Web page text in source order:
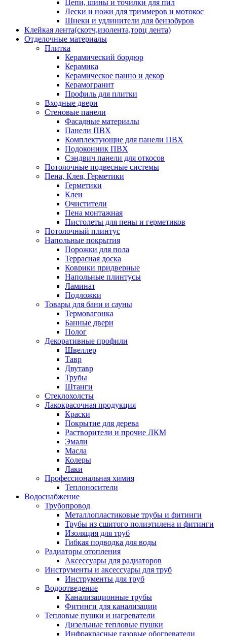
Цепи, шины и точилки для пил
Лески и ножи для триммеров и мотокос
Шнеки и удлинители для бензобуров
Клейкая лента(скотч,изолента,торц лента)
Отделочные материалы
Плитка
Керамический бордюр
Керамика
Керамическое панно и декор
Керамогранит
Профиль для плитки
Входные двери
Стеновые панели
Фасадные материалы
Панели ПВХ
Комплектующие для панели ПВХ
Подоконник ПВХ
Сэндвич панели для откосов
Потолочные подвесные системы
Пена, Клея, Герметики
Герметики
Клеи
Очистители
Пена монтажная
Пистолеты для пены и герметиков
Потолочный плинтус
Напольные покрытия
Порожки для пола
Террасная доска
Коврики придверные
Напольные плинтусы
Ламинат
Подложки
Товары для бани и сауны
Термовагонка
Банные двери
Полог
Декоративные профили
Швеллер
Тавр
Двутавр
Трубы
Штанги
Стеклохолсты
Лакокрасочная продукция
Краски
Покрытие для дерева
Растворители и прочие ЛКМ
Эмали
Масла
Колеры
Лаки
Профессиональная химия
Теплоносители
Водоснабжение
Трубопровод
Металлопластиковые трубы и фитинги
Трубы из сшитого полиэтилена и фитинги
Изоляция для труб
Гибкая подводка для воды
Радиаторы отопления
Аксессуары для радиаторов
Инструменты и аксессуары для труб
Инструменты для труб
Водоотведение
Канализационные трубы
Фитинги для канализации
Тепловые пушки и нагреватели
Дизельные тепловые пушки
Инфракрасные газовые обогреватели